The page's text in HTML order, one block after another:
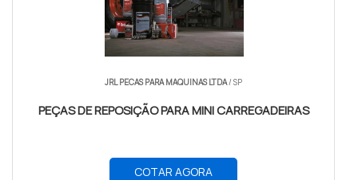
JRL PECAS PARA MAQUINAS LTDA/ SP
PEÇAS DE REPOSIÇÃO PARA MINI CARREGADEIRAS
COTAR AGORA